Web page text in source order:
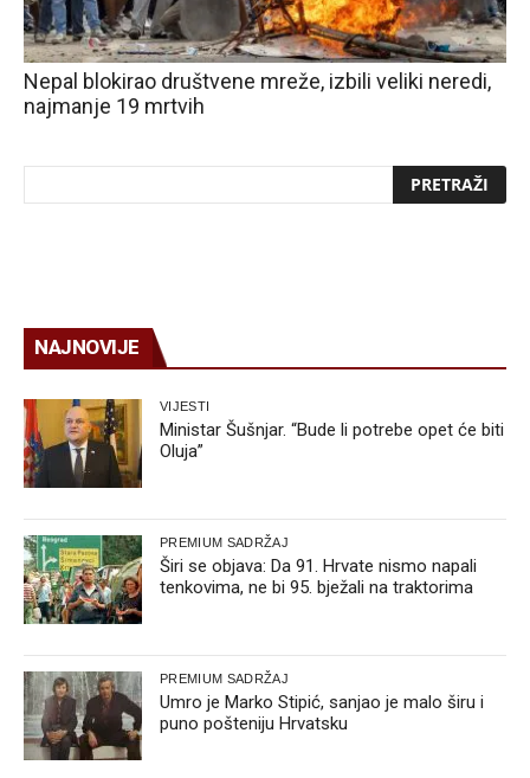
Nepal blokirao društvene mreže, izbili veliki neredi,
najmanje 19 mrtvih
NAJNOVIJE
VIJESTI
Ministar Šušnjar. “Bude li potrebe opet će biti
Oluja”
PREMIUM SADRŽAJ
Širi se objava: Da 91. Hrvate nismo napali
tenkovima, ne bi 95. bježali na traktorima
PREMIUM SADRŽAJ
Umro je Marko Stipić, sanjao je malo širu i
puno pošteniju Hrvatsku